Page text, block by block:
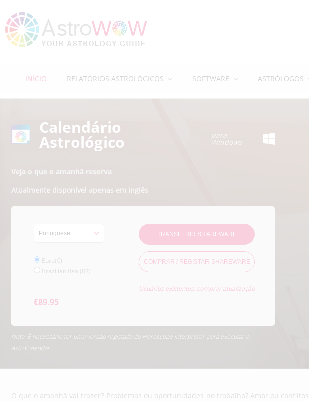
INÍCIO RELATÓRIOS ASTROLÓGICOS SOFTWARE ASTRÓLOGOS
Calendário
Astrológico para
Windows
Veja o que o amanhã reserva
Atualmente disponível apenas em inglês
Euro(€)
Brazilian Real(R$)
€89.95
TRANSFERIR SHAREWARE
COMPRAR / REGISTAR SHAREWARE
Usuários existentes: comprar atualização
Nota: É necessário ter uma versão registada do Horoscope Interpreter para executar o
AstroCalendar.
O que o amanhã vai trazer? Problemas ou oportunidades no trabalho? Amor ou conflitos